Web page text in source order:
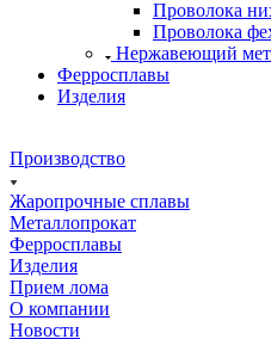
Проволока
Проволока
Нержавеющий
Ферросплавы
Изделия
Производство
Жаропрочные сплавы
Металлопрокат
Ферросплавы
Изделия
Прием лома
О компании
Новости